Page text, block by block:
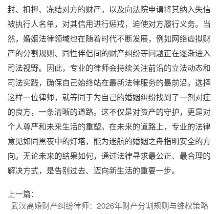
封、扣押、冻结对方的财产，以及向法院申请将其纳入失信
被执行人名单，对其信用进行惩戒，迫使对方履行义务。当
然，婚姻法律领域也在随着时代不断发展，例如网络虚拟财
产的分割规则、同性伴侣间的财产纠纷等问题正在逐渐进入
司法视野。因此，专业的律师会持续关注前沿的立法动态和
司法实践，确保自己始终站在最新法律服务的最前沿。选择
这样一位律师，就等同于为自己的婚姻纠纷找到了一剂对症
的良方，一条清晰的道路。这不仅是对资产的守护，更是对
个人尊严和未来生活的重塑。在未来的道路上，专业的法律
意见如同黑夜中的灯塔，能为迷航的婚姻之舟指明安全的方
向。无论未来的结果如何，通过法律寻求最公正、最合理的
解决方式，是告别过去、迈向新生活的重要一步。
上一篇：
武汉离婚财产纠纷律师：2026年财产分割规则与维权策略